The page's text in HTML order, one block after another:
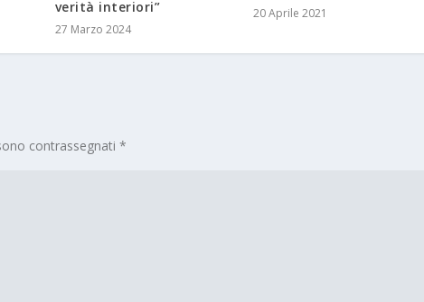
verità interiori”
27 Marzo 2024
20 Aprile 2021
contrassegnati*